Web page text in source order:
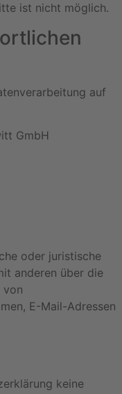
ist nicht möglich.
auf
GmbH
oder juristische
anderen über die
von
E-Mail-Adressen
keine